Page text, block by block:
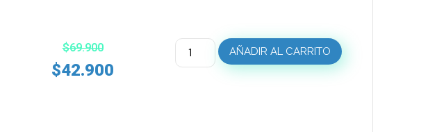
$69.900
$42.900
AÑADIR AL CARRITO